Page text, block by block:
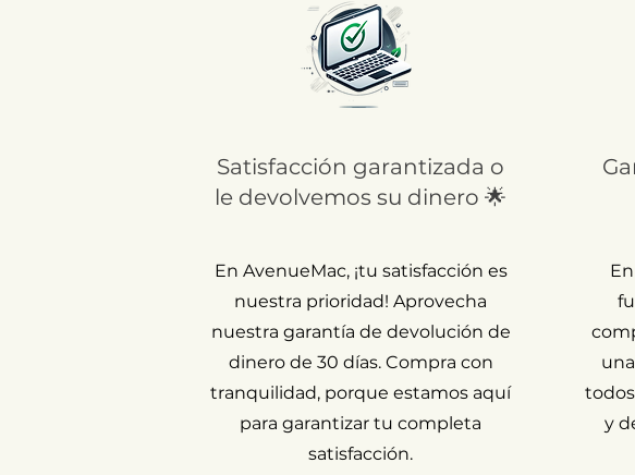
Satisfacción garantizada o
le devolvemos su dinero 🌟
En AvenueMac, ¡tu satisfacción es
nuestra prioridad! Aprovecha
nuestra garantía de devolución de
dinero de 30 días. Compra con
tranquilidad, porque estamos aquí
para garantizar tu completa
satisfacción.
y